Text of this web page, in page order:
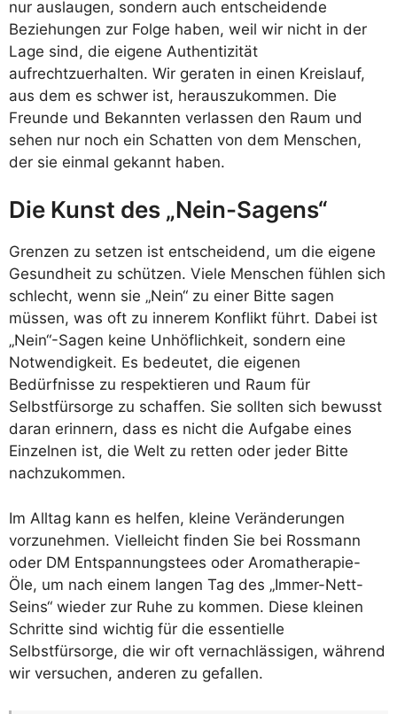
nur auslaugen, sondern auch entscheidende
Beziehungen zur Folge haben, weil wir nicht in der
Lage sind, die eigene Authentizität
aufrechtzuerhalten. Wir geraten in einen Kreislauf,
aus dem es schwer ist, herauszukommen. Die
Freunde und Bekannten verlassen den Raum und
sehen nur noch ein Schatten von dem Menschen,
der sie einmal gekannt haben.
Die Kunst des „Nein-Sagens“
Grenzen zu setzen ist entscheidend, um die eigene
Gesundheit zu schützen. Viele Menschen fühlen sich
schlecht, wenn sie „Nein“ zu einer Bitte sagen
müssen, was oft zu innerem Konflikt führt. Dabei ist
„Nein“-Sagen keine Unhöflichkeit, sondern eine
Notwendigkeit. Es bedeutet, die eigenen
Bedürfnisse zu respektieren und Raum für
Selbstfürsorge zu schaffen. Sie sollten sich bewusst
daran erinnern, dass es nicht die Aufgabe eines
Einzelnen ist, die Welt zu retten oder jeder Bitte
nachzukommen.
Im Alltag kann es helfen, kleine Veränderungen
vorzunehmen. Vielleicht finden Sie bei Rossmann
oder DM Entspannungstees oder Aromatherapie-
Öle, um nach einem langen Tag des „Immer-Nett-
Seins“ wieder zur Ruhe zu kommen. Diese kleinen
Schritte sind wichtig für die essentielle
Selbstfürsorge, die wir oft vernachlässigen, während
wir versuchen, anderen zu gefallen.